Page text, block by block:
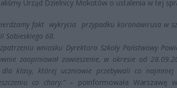
Urząd Dzielnicy Mokotów o ustalenia w tej
fakt wykrycia przypadku koronawirusa w
Sobieskiego 68.
wniosku Dyrektora Szkoły Państwowy
zaopiniował zawieszenie, w okresie od
dla klasy, której uczniowie przebywali co
co chory.”– poinformowała Warszawę w